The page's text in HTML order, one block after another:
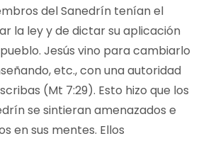
del Sanedrín tenían el
la ley y de dictar su aplicación
Jesús vino para cambiarlo
etc., con una autoridad
(Mt 7:29). Esto hizo que los
se sintieran amenazados e
en sus mentes. Ellos